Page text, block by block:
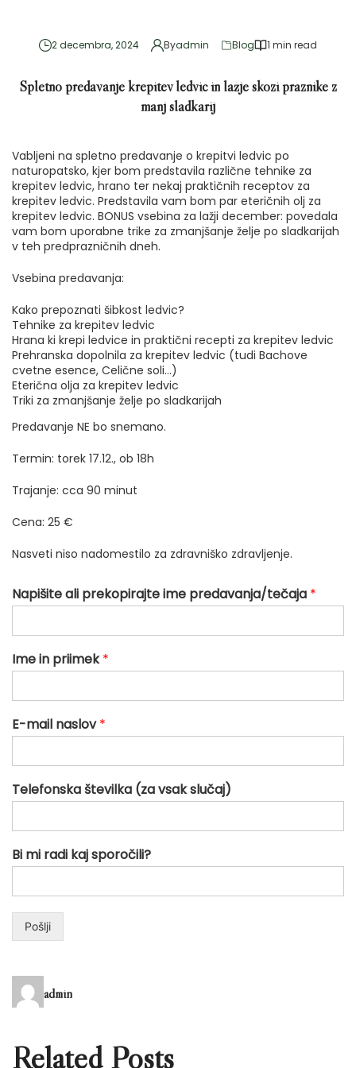
2 decembra, 2024 Byadmin Blog 1 min read
Spletno predavanje krepitev ledvic in lažje skozi praznike z
manj sladkarij
Vabljeni na spletno predavanje o krepitvi ledvic po
naturopatsko, kjer bom predstavila različne tehnike za
krepitev ledvic, hrano ter nekaj praktičnih receptov za
krepitev ledvic. Predstavila vam bom par eteričnih olj za
krepitev ledvic. BONUS vsebina za lažji december: povedala
vam bom uporabne trike za zmanjšanje želje po sladkarijah
v teh predprazničnih dneh.
Vsebina predavanja:
Kako prepoznati šibkost ledvic?
Tehnike za krepitev ledvic
Hrana ki krepi ledvice in praktični recepti za krepitev ledvic
Prehranska dopolnila za krepitev ledvic (tudi Bachove
cvetne esence, Celične soli…)
Eterična olja za krepitev ledvic
Triki za zmanjšanje želje po sladkarijah
Predavanje NE bo snemano.
Termin: torek 17.12., ob 18h
Trajanje: cca 90 minut
Cena: 25 €
Nasveti niso nadomestilo za zdravniško zdravljenje.
Napišite ali prekopirajte ime predavanja/tečaja *
Ime in priimek*
E-mail naslov*
Telefonska številka (za vsak slučaj)
Bi mi radi kaj sporočili?
Pošlji
admin
Related Posts